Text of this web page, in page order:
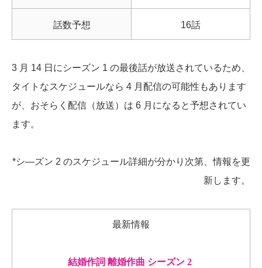
話数予想 16話
3 月 14 日にシーズン 1 の最後話が放送されているため、
タイトなスケジュールなら 4 月配信の可能性もあります
が、おそらく配信（放送）は 6 月になると予想されてい
ます。
*シ―ズン 2 のスケジュール詳細が分かり次第、情報を更
新します。
最新情報
結婚作詞 離婚作曲 シーズン 2